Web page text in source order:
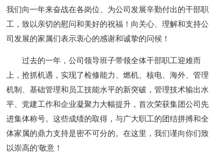
我们向一年来奋战在各岗位、为公司发展辛勤付出的干部职
工，致以亲切的慰问和美好的祝福！向关心、理解和支持公
司发展的家属们表示衷心的感谢和诚挚的问候！
过去的一年，公司领导班子带领全体干部职工迎难而
上，抢抓机遇，实现了检修能力、燃机、核电、海外、管理
机制、基础管理和员工技能水平的新突破，管理技术输出水
平、党建工作和企业凝聚力大幅提升，首次荣获集团公司先
进集体称号。这些成绩的取得，与广大职工的团结拼搏和全
体家属的鼎力支持是密不可分的。在这里，我们谨向你们致
以崇高的'敬意！